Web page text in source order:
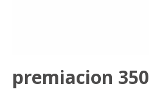
premiacion 350